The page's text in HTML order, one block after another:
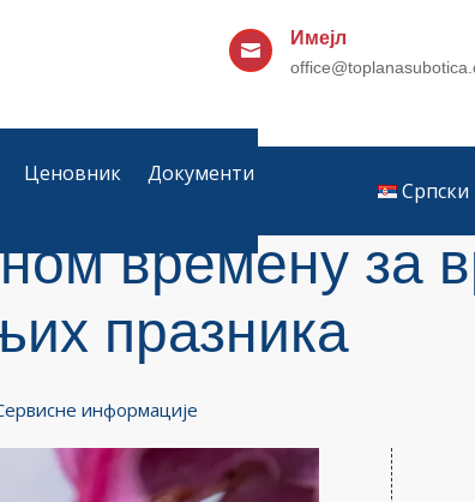

Имејл
Ценовник
Документи
Српски
времену за
празника
информације